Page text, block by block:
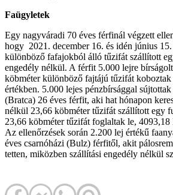
Faügyletek
Egy nagyváradi 70 éves férfinál végzett
hogy 2021. december 16. és idén június
különböző fafajokból álló tűzifát szállított
engedély nélkül. A férfit 5.000 lejre
köbméter különböző fajtájú tűzifát koboztak
értékben. 5.000 lejes pénzbírsággal
(Bratca) 26 éves férfit, aki hat hónapon
nélkül 23,66 köbméter tűzifát szállított egy
23,66 köbméter tűzifát foglaltak le, 4093,18
Az ellenőrzések során 2.200 lej értékű
éves csarnóházi (Bulz) férfitől, akit
tetten, miközben szállítási engedély nélkül